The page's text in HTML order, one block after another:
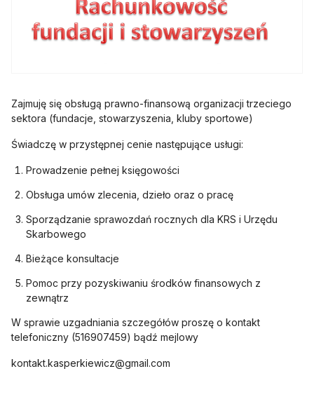
Zajmuję się obsługą prawno-finansową organizacji trzeciego
sektora (fundacje, stowarzyszenia, kluby sportowe)
Świadczę w przystępnej cenie następujące usługi:
Prowadzenie pełnej księgowości
Obsługa umów zlecenia, dzieło oraz o pracę
Sporządzanie sprawozdań rocznych dla KRS i Urzędu
Skarbowego
Bieżące konsultacje
Pomoc przy pozyskiwaniu środków finansowych z
zewnątrz
W sprawie uzgadniania szczegółów proszę o kontakt
telefoniczny (516907459) bądź mejlowy
kontakt.kasperkiewicz@gmail.com